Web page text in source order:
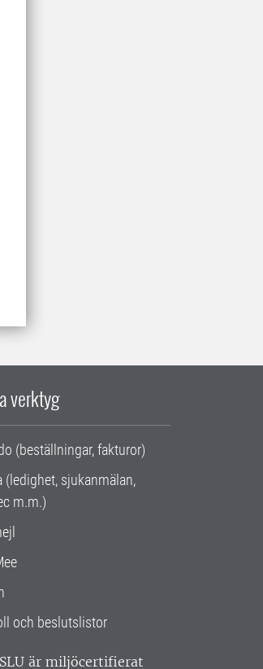
verktyg
(beställningar, fakturor)
(ledighet, sjukanmälan,
m.m.)
och beslutslistor
SLU är miljöcertifierat